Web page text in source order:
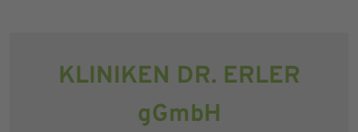
KLINIKEN DR. ERLER
gGmbH